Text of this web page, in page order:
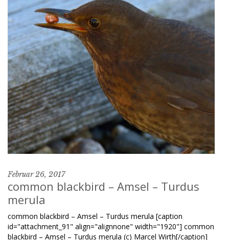
Februar 26, 2017
common blackbird – Amsel – Turdus
merula
common blackbird – Amsel – Turdus merula [caption
id="attachment_91" align="alignnone" width="1920"] common
blackbird – Amsel – Turdus merula (c) Marcel Wirth[/caption]